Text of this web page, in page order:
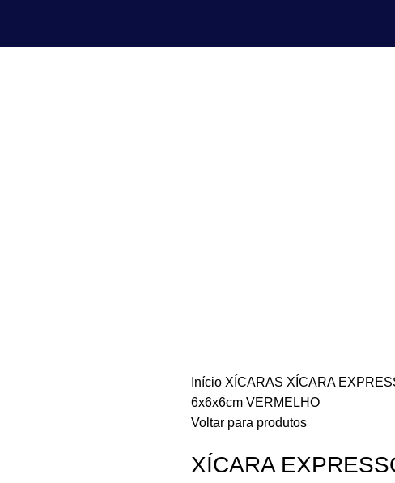
Início XÍCARAS XÍCARA
6x6x6cm VERMELHO
Voltar para produtos
XÍCARA